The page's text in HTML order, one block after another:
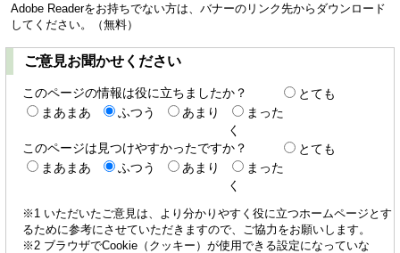
Adobe Readerをお持ちでない方は、バナーのリンク先からダウンロード
してください。（無料）
ご意見お聞かせください
このページの情報は役に立ちましたか？
とても
まあまあ
ふつう あまり
まった
く
このページは見つけやすかったですか？
とても
まあまあ
ふつう あまり
まった
く
※1 いただいたご意見は、より分かりやすく役に立つホームページとす
るために参考にさせていただきますので、ご協力をお願いします。
※2 ブラウザでCookie（クッキー）が使用できる設定になっていな